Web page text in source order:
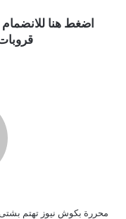
اضغط هنا
محررة بكوش نيوز تهتم